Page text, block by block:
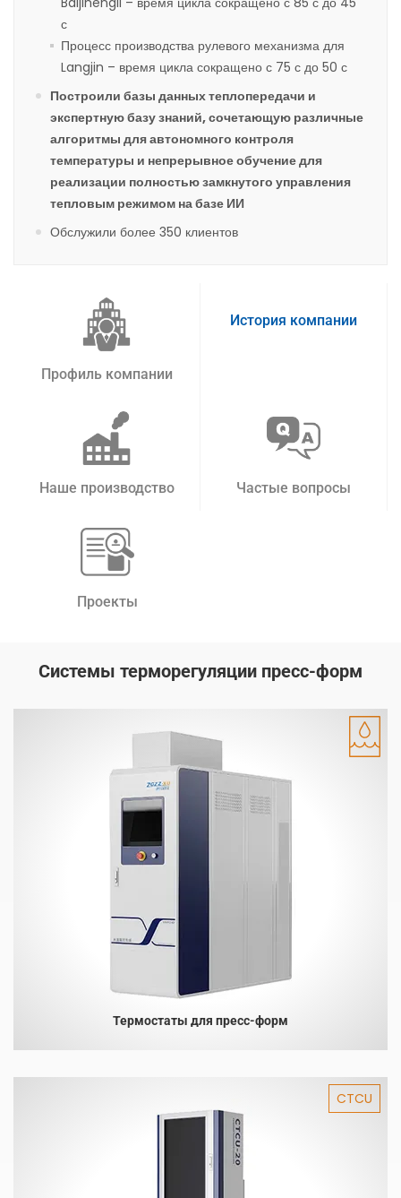
с
Процесс производства рулевого механизма для
Langjin – время цикла сокращено с 75 с до 50 с
Построили базы данных теплопередачи и
экспертную базу знаний, сочетающую различные
алгоритмы для автономного контроля
температуры и непрерывное обучение для
реализации полностью замкнутого управления
тепловым режимом на базе ИИ
Обслужили более 350 клиентов
Профиль компании
История компании
Наше производство Частые вопросы
Проекты
Системы терморегуляции пресс-форм
Термостаты для пресс-форм
CTCU